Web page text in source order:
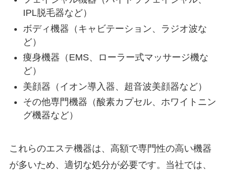
IPL脱毛器など）
ボディ機器（キャビテーション、ラジオ波な
ど）
痩身機器（EMS、ローラー式マッサージ機な
ど）
美顔器（イオン導入器、超音波美顔器など）
その他専門機器（酸素カプセル、ホワイトニン
グ機器など）
これらのエステ機器は、高額で専門性の高い機器
が多いため、適切な処分が必要です。当社では、